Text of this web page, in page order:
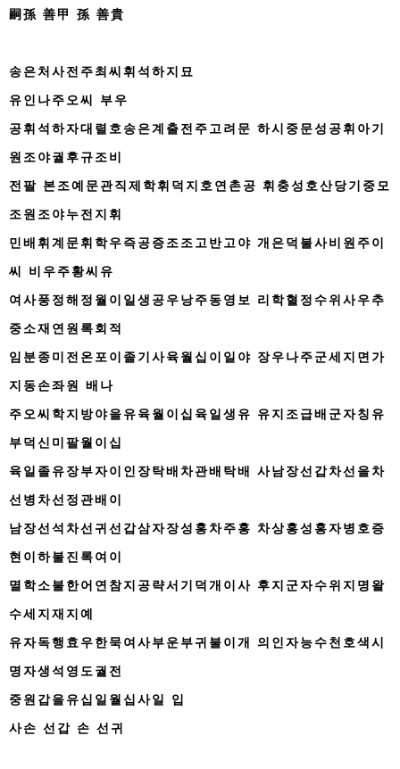
嗣孫 善甲 孫 善貴
송은처사전주최씨휘석하지묘
유인나주오씨 부우
공휘석하자대렬호송은계출전주고려문 하시중문성공휘아기
원조야궐후규조비
전팔 본조예문관직제학휘덕지호연촌공 휘충성호산당기중모
조원조야누전지휘
민배휘계문휘학우즉공증조조고반고야 개은덕불사비원주이
씨 비우주황씨유
여사풍정해정월이일생공우낭주동영보 리학혈정수위사우추
중소재연원록회적
임분종미전온포이졸기사육월십이일야 장우나주군세지면가
지동손좌원 배나
주오씨학지방야을유육월이십육일생유 유지조급배군자칭유
부덕신미팔월이십
육일졸유장부자이인장탁배차관배탁배 사남장선갑차선을차
선병차선정관배이
남장선석차선귀선갑삼자장성홍차주홍 차상홍성홍자병호증
현이하불진록여이
멸학소불한어연참지공략서기덕개이사 후지군자수위지명왈
수세지재지예
유자독행효우한묵여사부운부귀불이개 의인자능수천호색시
명자생석영도궐전
중원갑을유십일월십사일 입
사손 선갑 손 선귀